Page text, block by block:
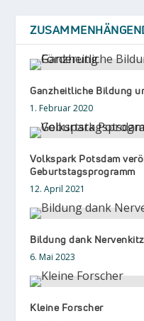
Ganzheitliche Bildung
1. Februar 2020
Volkspark Potsdam
Geburtstagsprogramm
12. April 2021
Bildung dank
6. Mai 2023
Kleine Forscher